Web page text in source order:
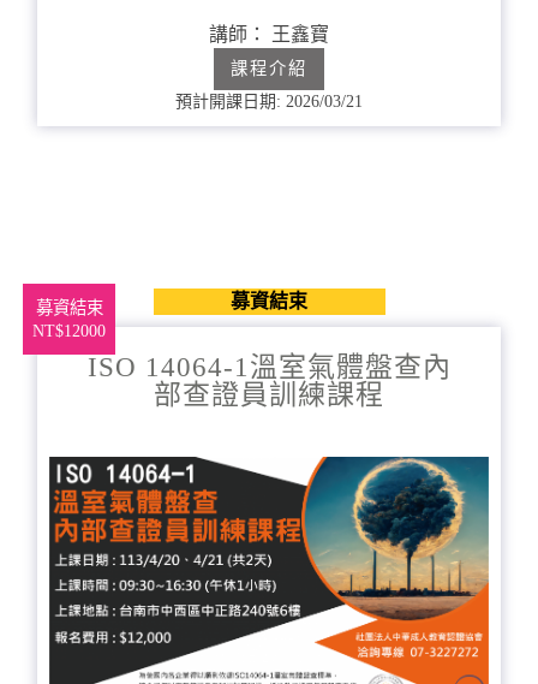
成
講師： 王鑫寶
課程介紹
預計開課日期: 2026/03/21
募資結束
NT$12000
募資結束
ISO 14064-1溫室氣體盤查內
部查證員訓練課程